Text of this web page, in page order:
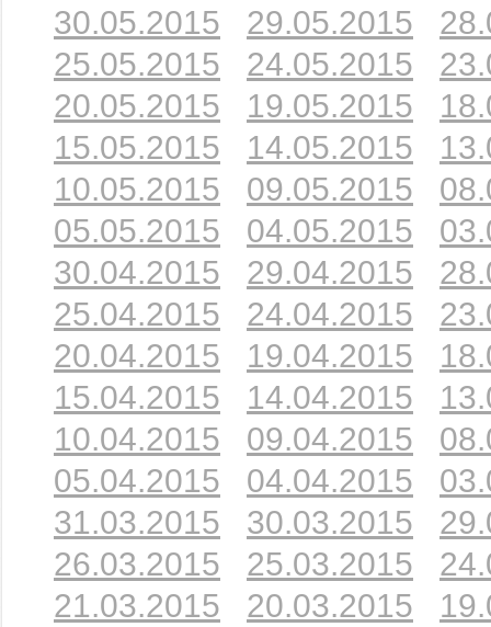
30.05.2015
29.05.2015
25.05.2015
24.05.2015
20.05.2015
19.05.2015
15.05.2015
14.05.2015
10.05.2015
09.05.2015
05.05.2015
04.05.2015
30.04.2015
29.04.2015
25.04.2015
24.04.2015
20.04.2015
19.04.2015
15.04.2015
14.04.2015
10.04.2015
09.04.2015
05.04.2015
04.04.2015
31.03.2015
30.03.2015
26.03.2015
25.03.2015
21.03.2015
20.03.2015